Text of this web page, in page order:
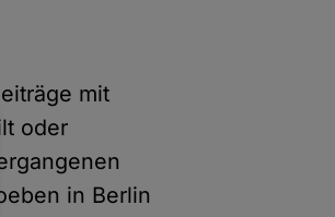
mit
oder
in Berlin